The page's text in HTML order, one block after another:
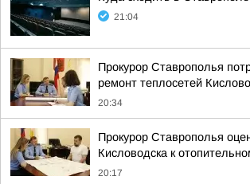
21:04
Прокурор Ставрополья
ремонт теплосетей
20:34
Прокурор Ставрополья
Кисловодска к
20:17